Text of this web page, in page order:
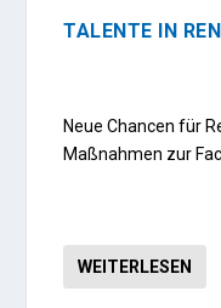
TALENTE IN
Neue Chancen für
Maßnahmen zur
WEITERLESEN